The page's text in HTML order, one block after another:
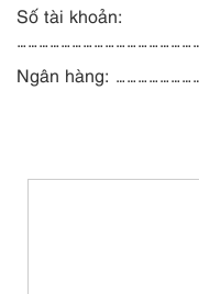
Số tài khoản:
Ngân hàng: